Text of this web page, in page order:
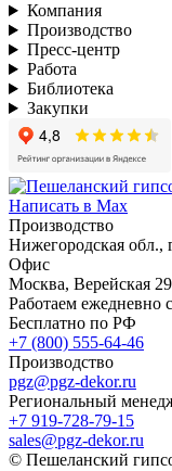
Компания
Производство
Пресс-центр
Работа
Библиотека
Закупки
Написать в Max
Производство
Нижегородская обл.,
Офис
Москва, Верейская
Работаем ежедневно
Бесплатно по РФ
+7 (800) 555-64-46
Производство
pgz@pgz-dekor.ru
Региональный
+7 919-728-79-15
sales@pgz-dekor.ru
© Пешеланский